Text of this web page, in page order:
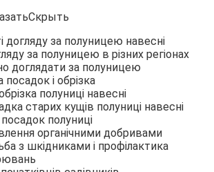
догляду за полуницею навесні
за полуницею в різних регіонах
доглядати за полуницею
посадок і обрізка
полуниці навесні
старих кущів полуниці навесні
полуниці
органічними добривами
з шкідниками і профілактика